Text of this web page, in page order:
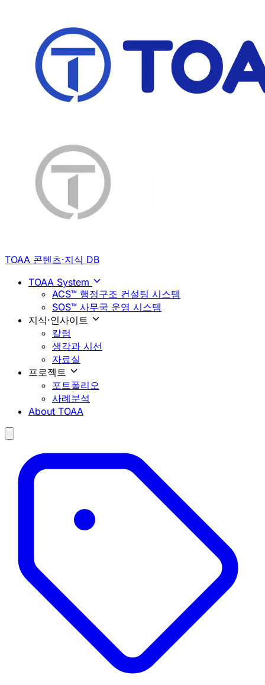
TOAA 콘텐츠·지식 DB
TOAA System
ACS™ 행정구조 컨설팅 시스템
SOS™ 사무국 운영 시스템
지식·인사이트
칼럼
생각과 시선
자료실
프로젝트
포트폴리오
사례분석
About TOAA